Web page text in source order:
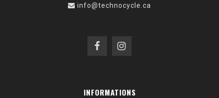
info@technocycle.ca
INFORMATIONS